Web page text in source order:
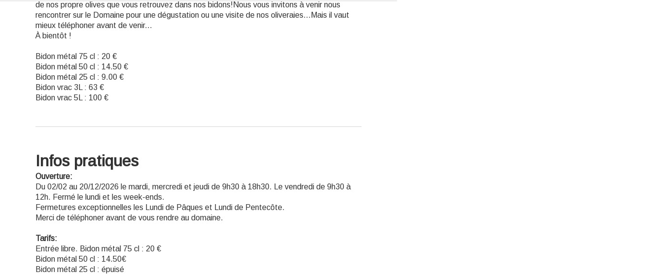
de nos propre olives que vous retrouvez dans nos bidons!Nous vous invitons à venir nous
rencontrer sur le Domaine pour une dégustation ou une visite de nos oliveraies...Mais il vaut
mieux téléphoner avant de venir...
À bientôt !
Bidon métal 75 cl : 20 €
Bidon métal 50 cl : 14.50 €
Bidon métal 25 cl : 9.00 €
Bidon vrac 3L : 63 €
Bidon vrac 5L : 100 €
Infos pratiques
Ouverture:
Du 02/02 au 20/12/2026 le mardi, mercredi et jeudi de 9h30 à 18h30. Le vendredi de 9h30 à
12h. Fermé le lundi et les week-ends.
Fermetures exceptionnelles les Lundi de Pâques et Lundi de Pentecôte.
Merci de téléphoner avant de vous rendre au domaine.
Tarifs:
Entrée libre. Bidon métal 75 cl : 20 €
Bidon métal 50 cl : 14.50€
Bidon métal 25 cl : épuisé